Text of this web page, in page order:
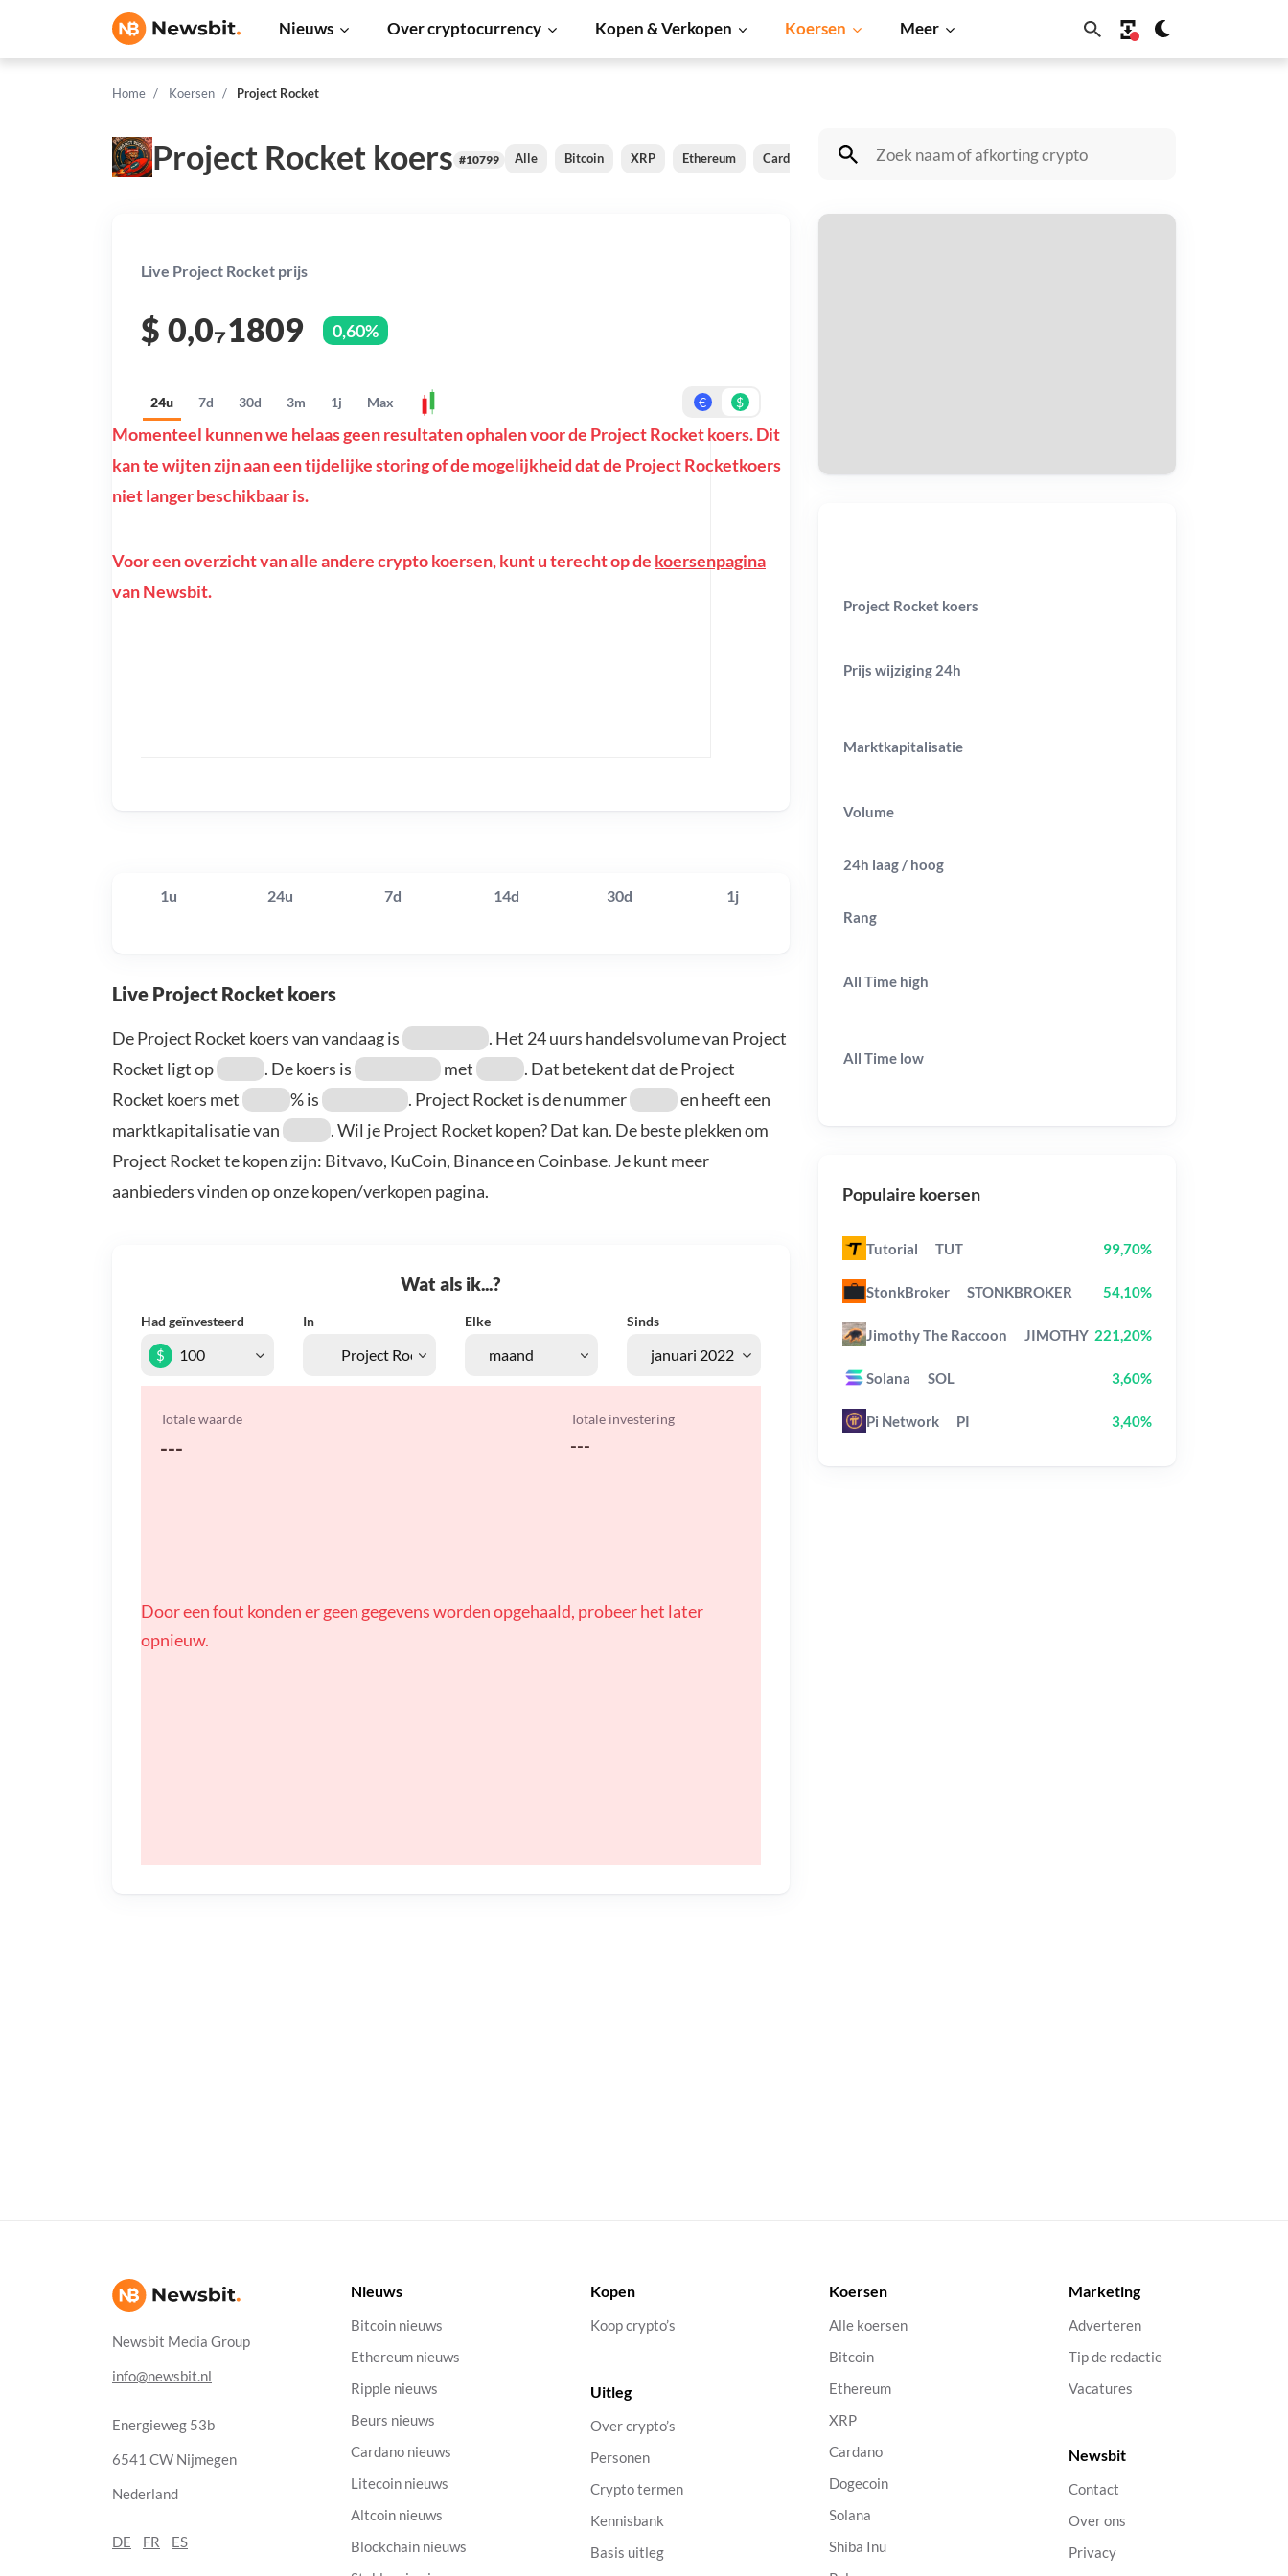
Nieuws Over cryptocurrency Kopen & Verkopen Koersen Meer
Home Koersen Project Rocket
Project Rocket koers #10799 Alle Bitcoin XRP Ethereum Cardano Shiba Inu Dogecoin Solana BNB
Live Project Rocket prijs
$ 0,0₇1809 0,60%
24u 7d 30d 3m 1j Max € $
Momenteel kunnen we helaas geen resultaten ophalen voor de Project Rocket koers. Dit
kan te wijten zijn aan een tijdelijke storing of de mogelijkheid dat de Project Rocketkoers
niet langer beschikbaar is.
Voor een overzicht van alle andere crypto koersen, kunt u terecht op de koersenpagina
van Newsbit.
1u 24u 7d 14d 30d 1j
Live Project Rocket koers
De Project Rocket koers van vandaag is
. Het 24 uurs handelsvolume van Project
Rocket ligt op
. De koers is met
. Dat betekent dat de Project
Rocket koers met
% is . Project Rocket is de nummer
en heeft een
marktkapitalisatie van
. Wil je Project Rocket kopen? Dat kan. De beste plekken om
Project Rocket te kopen zijn: Bitvavo, KuCoin, Binance en Coinbase. Je kunt meer
aanbieders vinden op onze kopen/verkopen pagina.
Wat als ik...?
Had geïnvesteerd In Elke Sinds
$
Totale waarde
---
Totale investering
---
Door een fout konden er geen gegevens worden opgehaald, probeer het later
opnieuw.
Project Rocket koers
Prijs wijziging 24h
Marktkapitalisatie
Volume
24h laag / hoog
Rang
All Time high
All Time low
Populaire koersen
Tutorial TUT 99,70%
StonkBroker STONKBROKER 54,10%
Jimothy The Raccoon JIMOTHY 221,20%
Solana SOL 3,60%
Pi Network PI 3,40%
Newsbit Media Group
info@newsbit.nl
Energieweg 53b
6541 CW Nijmegen
Nederland
DE FR ES
Nieuws
Bitcoin nieuws
Ethereum nieuws
Ripple nieuws
Beurs nieuws
Cardano nieuws
Litecoin nieuws
Altcoin nieuws
Blockchain nieuws
Kopen
Koop crypto’s
Uitleg
Over crypto’s
Personen
Crypto termen
Kennisbank
Basis uitleg
Koersen
Alle koersen
Bitcoin
Ethereum
XRP
Cardano
Dogecoin
Solana
Shiba Inu
Marketing
Adverteren
Tip de redactie
Vacatures
Newsbit
Contact
Over ons
Privacy